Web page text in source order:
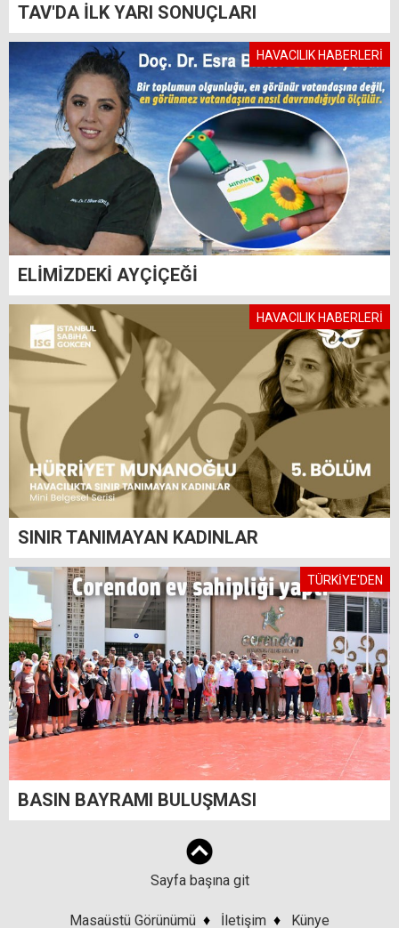
TAV'DA İLK YARI SONUÇLARI
HAVACILIK HABERLERİ
ELİMİZDEKİ AYÇİÇEĞİ
HAVACILIK HABERLERİ
SINIR TANIMAYAN KADINLAR
TÜRKİYE'DEN
BASIN BAYRAMI BULUŞMASI
Sayfa başına git
Masaüstü Görünümü ♦ İletişim ♦ Künye